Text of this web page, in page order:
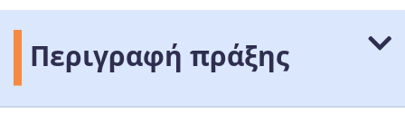
Περιγραφή πράξης